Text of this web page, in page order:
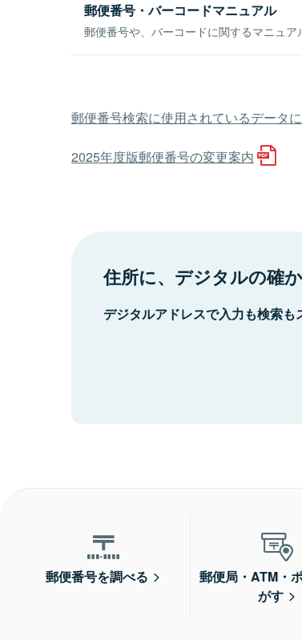
郵便番号・バーコードマニュアル
郵便番号や、バーコードに関するマニュア
郵便番号検索に使用されているデータ
2025年度版郵便番号の変更案内
住所に、デジタルの確か
デジタルアドレスで入力も検索も
郵便番号を調べる
郵便局・ATM・
がす